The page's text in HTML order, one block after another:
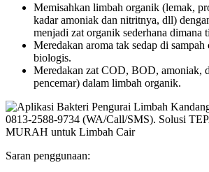
Memisahkan limbah organik (lemak,
kadar amoniak dan nitritnya, dll)
menjadi zat organik sederhana dimana
Meredakan aroma tak sedap di sampah
biologis.
Meredakan zat COD, BOD, amoniak,
pencemar) dalam limbah organik.
Saran penggunaan: